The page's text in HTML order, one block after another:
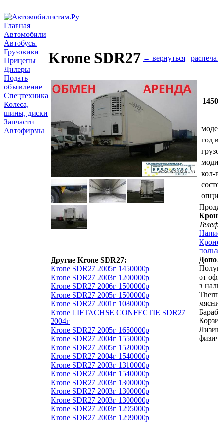
Главная
Автомобили
Автобусы
Грузовики
Прицепы
Дилеры
Подать
объявление
Спецтехника
Колеса,
шины, диски
Запчасти
Автофирмы
Krone SDR27 ← вернуться |
Другие Krone SDR27:
Krone SDR27 2005г 1450000р
Krone SDR27 2003г 1200000р
Krone SDR27 2006г 1500000р
Krone SDR27 2005г 1500000р
Krone SDR27 2001г 1080000р
Krone LIFTACHSE CONFECTIE SDR27
2004г
Krone SDR27 2005г 1650000р
Krone SDR27 2004г 1550000р
Krone SDR27 2005г 1520000р
Krone SDR27 2004г 1540000р
Krone SDR27 2003г 1310000р
Krone SDR27 2004г 1540000р
Krone SDR27 2003г 1300000р
Krone SDR27 2003г 1300000р
Krone SDR27 2003г 1300000р
Krone SDR27 2003г 1295000р
Krone SDR27 2003г 1299000р
год
кол-
от
в